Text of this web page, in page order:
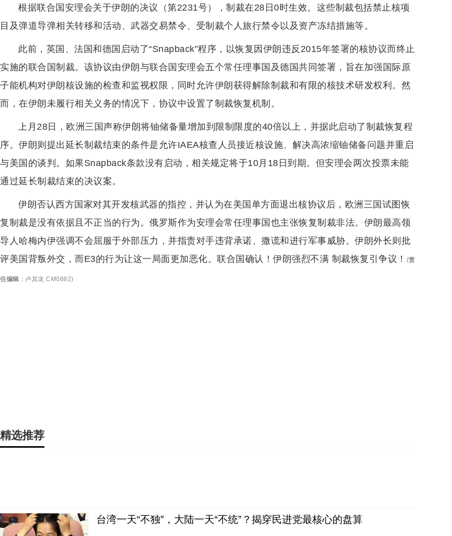
根据联合国安理会关于伊朗的决议（第2231号），制裁在28日0时生效。这些制裁包括禁止核项
目及弹道导弹相关转移和活动、武器交易禁令、受制裁个人旅行禁令以及资产冻结措施等。
此前，英国、法国和德国启动了“Snapback”程序，以恢复因伊朗违反2015年签署的核协议而终止
实施的联合国制裁。该协议由伊朗与联合国安理会五个常任理事国及德国共同签署，旨在加强国际原
子能机构对伊朗核设施的检查和监视权限，同时允许伊朗获得解除制裁和有限的核技术研发权利。然
而，在伊朗未履行相关义务的情况下，协议中设置了制裁恢复机制。
上月28日，欧洲三国声称伊朗将铀储备量增加到限制限度的40倍以上，并据此启动了制裁恢复程
序。伊朗则提出延长制裁结束的条件是允许IAEA核查人员接近核设施、解决高浓缩铀储备问题并重启
与美国的谈判。如果Snapback条款没有启动，相关规定将于10月18日到期。但安理会两次投票未能
通过延长制裁结束的决议案。
伊朗否认西方国家对其开发核武器的指控，并认为在美国单方面退出核协议后，欧洲三国试图恢
复制裁是没有依据且不正当的行为。俄罗斯作为安理会常任理事国也主张恢复制裁非法。伊朗最高领
导人哈梅内伊强调不会屈服于外部压力，并指责对手违背承诺、撒谎和进行军事威胁。伊朗外长则批
评美国背叛外交，而E3的行为让这一局面更加恶化。联合国确认！伊朗强烈不满 制裁恢复引争议！
(责
任编辑 ： 卢其龙 CM0882)
精选推荐
台湾一天“不独”，大陆一天“不统”？揭穿民进党最核心的盘算